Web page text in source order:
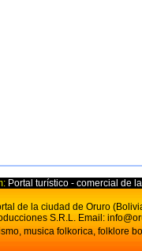
Portal turístico - comercial de
de la ciudad de Oruro
S.R.L. Email:
musica folkorica, folklore